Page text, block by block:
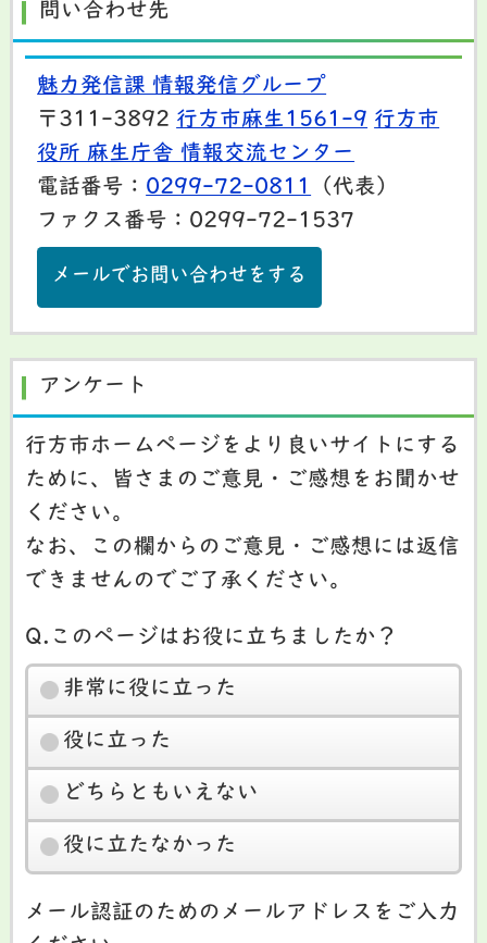
問い合わせ先
魅力発信課 情報発信グループ
〒311-3892 行方市麻生1561-9 行方市
役所 麻生庁舎 情報交流センター
電話番号： 0299-72-0811
（代表）
ファクス番号：0299-72-1537
メールでお問い合わせをする
アンケート
行方市ホームページをより良いサイトにする
ために、皆さまのご意見・ご感想をお聞かせ
ください。
なお、この欄からのご意見・ご感想には返信
できませんのでご了承ください。
Q.このページはお役に立ちましたか？
非常に役に立った
役に立った
どちらともいえない
役に立たなかった
メール認証のためのメールアドレスをご入力